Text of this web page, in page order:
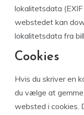
lokalitetsdata
webstedet kan
lokalitetsdata fra
Cookies
Hvis du skriver en
du vælge at
websted i cookies.